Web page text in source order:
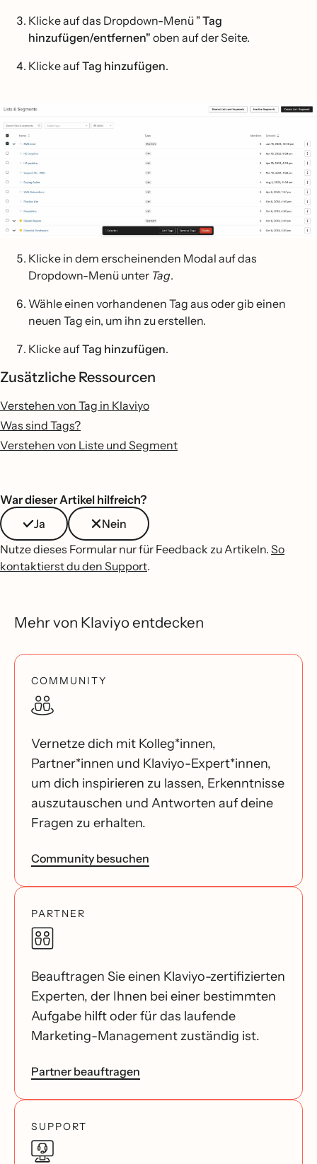
Klicke auf das Dropdown-Menü " Tag
hinzufügen/entfernen" oben auf der Seite.
Klicke aufTag hinzufügen.
Klicke in dem erscheinenden Modal auf das
Dropdown-Menü unter Tag.
Wähle einen vorhandenen Tag aus oder gib einen
neuen Tag ein, um ihn zu erstellen.
Klicke aufTag hinzufügen.
Zusätzliche Ressourcen
Verstehen von Tag in Klaviyo
Was sind Tags?
Verstehen von Liste und Segment
War dieser Artikel hilfreich?
Ja
Nein
Nutze dieses Formular nur für Feedback zu Artikeln. So
kontaktierst du den Support.
Mehr von Klaviyo entdecken
COMMUNITY
Vernetze dich mit Kolleg*innen,
Partner*innen und Klaviyo-Expert*innen,
um dich inspirieren zu lassen, Erkenntnisse
auszutauschen und Antworten auf deine
Fragen zu erhalten.
Community besuchen
PARTNER
Beauftragen Sie einen Klaviyo-zertifizierten
Experten, der Ihnen bei einer bestimmten
Aufgabe hilft oder für das laufende
Marketing-Management zuständig ist.
Partner beauftragen
SUPPORT